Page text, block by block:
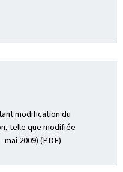
modification du
telle que modifiée
2009) (PDF)